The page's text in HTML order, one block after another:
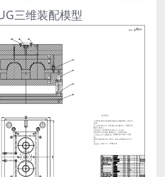
三维装配模型